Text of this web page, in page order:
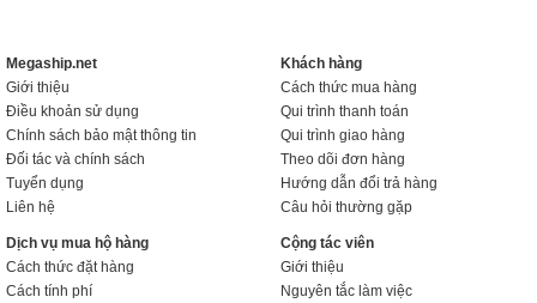
Megaship.net
Giới thiệu
Điều khoản sử dụng
Chính sách bảo mật thông tin
Đối tác và chính sách
Tuyển dụng
Liên hệ
Khách hàng
Cách thức mua hàng
Qui trình thanh toán
Qui trình giao hàng
Theo dõi đơn hàng
Hướng dẫn đổi trả hàng
Câu hỏi thường gặp
Dịch vụ mua hộ hàng
Cách thức đặt hàng
Cách tính phí
Cộng tác viên
Giới thiệu
Nguyên tắc làm việc